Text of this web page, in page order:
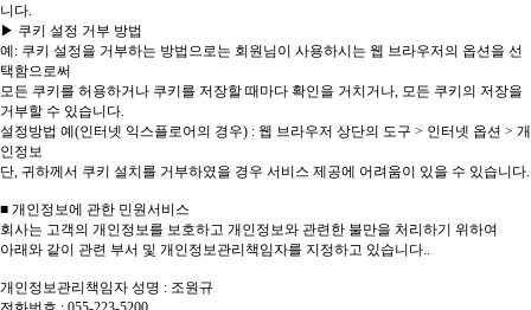
니다.
▶ 쿠키 설정 거부 방법
예: 쿠키 설정을 거부하는 방법으로는 회원님이 사용하시는 웹 브라우저의 옵션을 선
택함으로써
모든 쿠키를 허용하거나 쿠키를 저장할 때마다 확인을 거치거나, 모든 쿠키의 저장을
거부할 수 있습니다.
설정방법 예(인터넷 익스플로어의 경우) : 웹 브라우저 상단의 도구 > 인터넷 옵션 > 개
인정보
단, 귀하께서 쿠키 설치를 거부하였을 경우 서비스 제공에 어려움이 있을 수 있습니다.
■ 개인정보에 관한 민원서비스
회사는 고객의 개인정보를 보호하고 개인정보와 관련한 불만을 처리하기 위하여
아래와 같이 관련 부서 및 개인정보관리책임자를 지정하고 있습니다..
개인정보관리책임자 성명 : 조원규